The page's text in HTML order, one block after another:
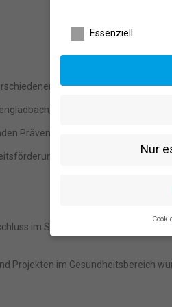
Firmen aus
Leverkusen)
Präventionskursen und Projekten
im Setting Schule
im Sport- &
Projekten im Gesundheitsbereich
Essenziell
Nur
geben möchten, müssen